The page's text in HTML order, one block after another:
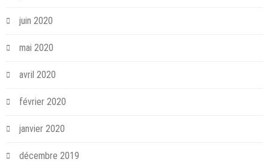
juin 2020
mai 2020
avril 2020
février 2020
janvier 2020
décembre 2019